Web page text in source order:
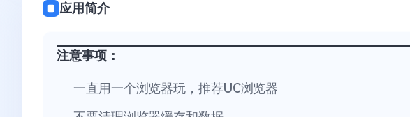
应用简介
注意事项：
一直用一个浏览器玩，推荐UC浏览器